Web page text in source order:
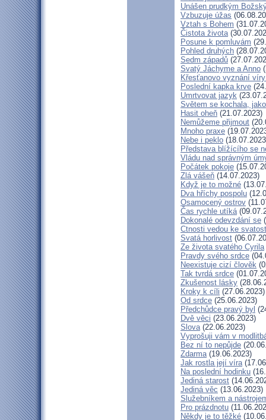
Unášen prudkým
Vzbuzuje úžas
Vztah s Bohem
Čistota života
Posune k pomluvám
Pohled druhých
Sedm západů
Svatý Jáchyme a Anno
Křesťanovo vyznání
Poslední kapka krve
Umrtvovat jazyk
Světem se kochala,
Hasit oheň (21.07.2023)
Nemůžeme přijmout
Mnoho praxe
Nebe i peklo
Představa blížícího se
Vládu nad správným
Počátek pokoje
Zlá vášeň (14.07.2023)
Když je to možné
Dva hříchy pospolu
Osamocený ostrov
Čas rychle utíká
Dokonalé odevzdání se
Ctnosti vedou ke
Svatá horlivost
Ze života svatého Cyrila
Pravdy svého srdce
Neexistuje cizí člověk
Tak tvrdá srdce
Zkušenost lásky
Kroky k cíli (27.06.2023)
Od srdce (25.06.2023)
Předchůdce pravý byl
Dvě věci (23.06.2023)
Slova(22.06.2023)
Vyprošuji vám v
Bez ní to nepůjde
Zdarma(19.06.2023)
Jak rostla její víra
Na poslední hodinku
Jediná starost
Jediná věc (13.06.2023)
Služebníkem a
Pro prázdnotu
Někdy je to těžké